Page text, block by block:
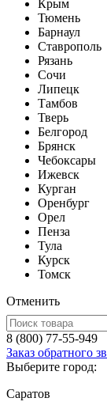
Крым
Тюмень
Барнаул
Ставрополь
Рязань
Сочи
Липецк
Тамбов
Тверь
Белгород
Брянск
Чебоксары
Ижевск
Курган
Оренбург
Орел
Пенза
Тула
Курск
Томск
Отменить
8 (800) 77-55-949
Заказ обратного
Выберите город:
Саратов